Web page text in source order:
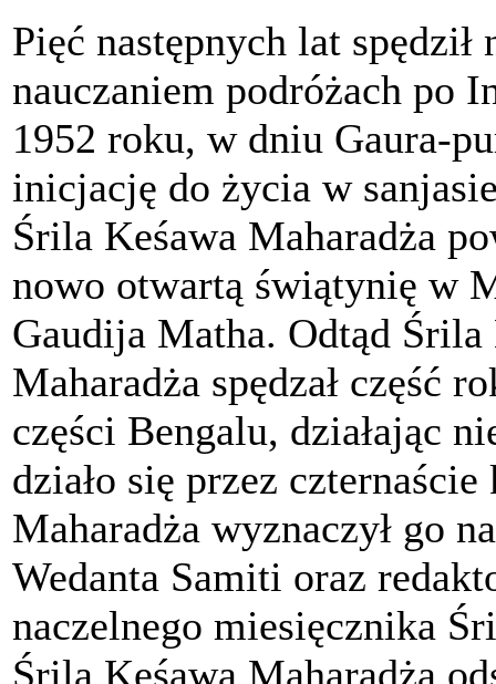
Pięć następnych lat
nauczaniem podróżach po
1952 roku, w dniu Gaura-
inicjację do życia w
Śrila Keśawa Maharadża
nowo otwartą świątynię w
Gaudija Matha. Odtąd
Maharadża spędzał część
części Bengalu, działając
działo się przez
Maharadża wyznaczył go
Wedanta Samiti oraz
naczelnego miesięcznika
Śrila Keśawa Maharadża